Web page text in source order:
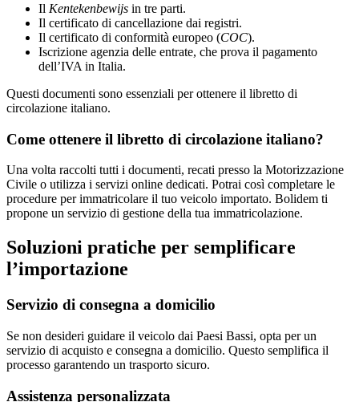
Il Kentekenbewijs in tre parti.
Il certificato di cancellazione dai registri.
Il certificato di conformità europeo (COC).
Iscrizione agenzia delle entrate, che prova il pagamento
dell’IVA in Italia.
Questi documenti sono essenziali per ottenere il libretto di
circolazione italiano.
Come ottenere il libretto di circolazione italiano?
Una volta raccolti tutti i documenti, recati presso la Motorizzazione
Civile o utilizza i servizi online dedicati. Potrai così completare le
procedure per immatricolare il tuo veicolo importato. Bolidem ti
propone un servizio di gestione della tua immatricolazione.
Soluzioni pratiche per semplificare
l’importazione
Servizio di consegna a domicilio
Se non desideri guidare il veicolo dai Paesi Bassi, opta per un
servizio di acquisto e consegna a domicilio. Questo semplifica il
processo garantendo un trasporto sicuro.
Assistenza personalizzata